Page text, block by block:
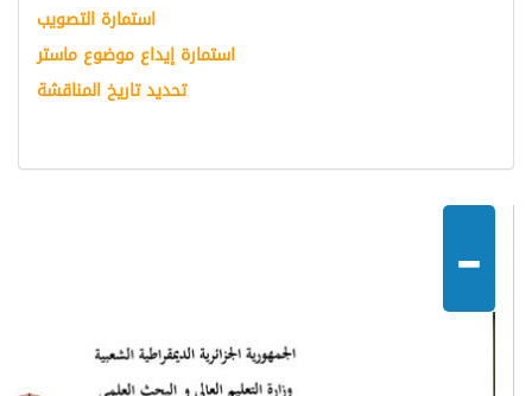
استمارة التصويب
استمارة إيداع موضوع ماستر
تحديد تاريخ المناقشة